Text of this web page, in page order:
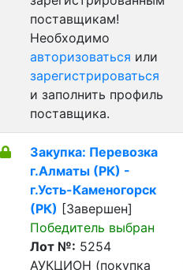
поставщикам!
Необходимо
авторизоваться или
зарегистрироваться
и заполнить профиль
поставщика.
Закупка: Перевозка
г.Алматы (РК) -
г.Усть-Каменогорск
(РК) [Завершен]
Победитель выбран
Лот №: 5254
АУКЦИОН (покупка